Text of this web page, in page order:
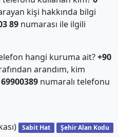
kişi hakkında bilgi
89numarası ile ilgili
hangi kuruma ait?+90
arandım, kim
numaralı telefonu
Sabit Hat Şehir Alan Kodu